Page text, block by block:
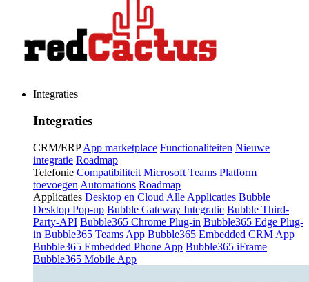
Integraties
Integraties
CRM/ERP App marketplace Functionaliteiten Nieuwe
integratie Roadmap
Telefonie Compatibiliteit Microsoft Teams Platform
toevoegen Automations Roadmap
Applicaties Desktop en Cloud Alle Applicaties Bubble
Desktop Pop-up Bubble Gateway Integratie Bubble Third-
Party-API Bubble365 Chrome Plug-in Bubble365 Edge Plug-
in Bubble365 Teams App Bubble365 Embedded CRM App
Bubble365 Embedded Phone App Bubble365 iFrame
Bubble365 Mobile App